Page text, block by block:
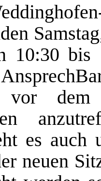
10:30 bis
vor
es auch
neuen